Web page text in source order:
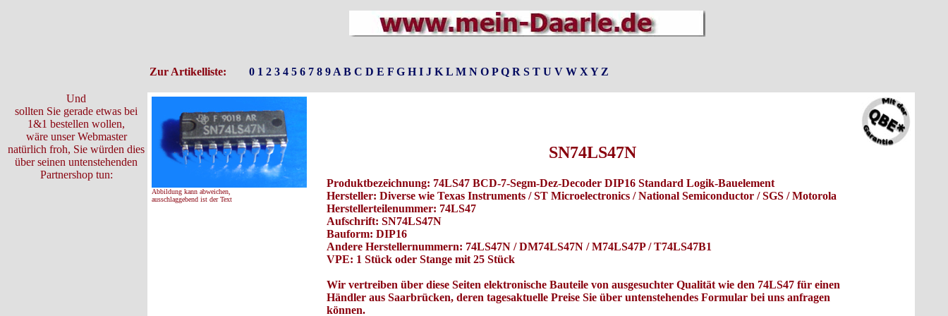
Zur Artikelliste: 0 1 2 3 4 5 6 7 8 9 A B C D E F G H I J K L M N O P Q R S T U V W X Y Z
Und
sollten Sie gerade etwas bei
1&1 bestellen wollen,
wäre unser Webmaster
natürlich froh, Sie würden dies
über seinen untenstehenden
Partnershop tun:
Abbildung kann abweichen,
ausschlaggebend ist der Text
SN74LS47N
Produktbezeichnung: 74LS47 BCD-7-Segm-Dez-Decoder DIP16 Standard Logik-Bauelement
Hersteller: Diverse wie Texas Instruments / ST Microelectronics / National Semiconductor / SGS / Motorola
Herstellerteilenummer: 74LS47
Aufschrift: SN74LS47N
Bauform: DIP16
Andere Herstellernummern: 74LS47N / DM74LS47N / M74LS47P / T74LS47B1
VPE: 1 Stück oder Stange mit 25 Stück
Wir vertreiben über diese Seiten elektronische Bauteile von ausgesuchter Qualität wie den 74LS47 für einen
Händler aus Saarbrücken, deren tagesaktuelle Preise Sie über untenstehendes Formular bei uns anfragen
können.